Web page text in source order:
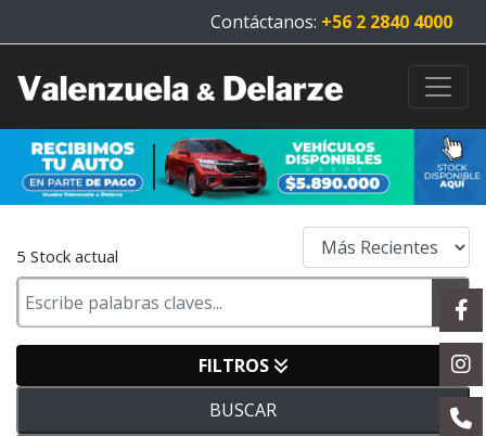
Contáctanos: +56 2 2840 4000
5 Stock actual
FILTROS
BUSCAR